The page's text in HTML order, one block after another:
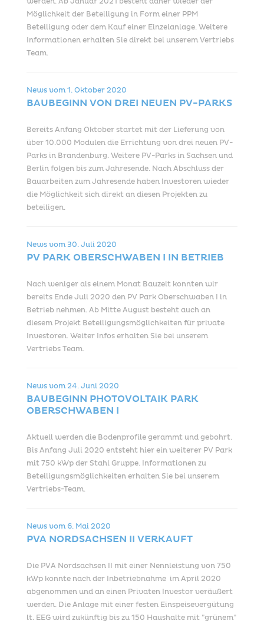
werden. Ab Januar 2021 besteht daher wieder der
Möglichkeit der Beteiligung in Form einer PPM
Beteiligung oder dem Kauf einer Einzelanlage. Weitere
Informationen erhalten Sie direkt bei unserem Vertriebs
Team.
News vom1. Oktober 2020
BAUBEGINN VON DREI NEUEN PV-PARKS
Bereits Anfang Oktober startet mit der Lieferung von
über 10.000 Modulen die Errichtung von drei neuen PV-
Parks in Brandenburg. Weitere PV-Parks in Sachsen und
Berlin folgen bis zum Jahresende. Nach Abschluss der
Bauarbeiten zum Jahresende haben Investoren wieder
die Möglichkeit sich direkt an diesen Projekten zu
beteiligen.
News vom 30. Juli 2020
PV PARK OBERSCHWABEN I IN BETRIEB
Nach weniger als einem Monat Bauzeit konnten wir
bereits Ende Juli 2020 den PV Park Oberschwaben I in
Betrieb nehmen. Ab Mitte August besteht auch an
diesem Projekt Beteiligungsmöglichkeiten für private
Investoren. Weiter Infos erhalten Sie bei unserem
Vertriebs Team.
News vom24. Juni 2020
BAUBEGINN PHOTOVOLTAIK PARK
OBERSCHWABEN I
Aktuell werden die Bodenprofile gerammt und gebohrt.
Bis Anfang Juli 2020 entsteht hier ein weiterer PV Park
mit 750 kWp der Stahl Gruppe. Informationen zu
Beteiligungsmöglichkeiten erhalten Sie bei unserem
Vertriebs-Team.
News vom6. Mai 2020
PVA NORDSACHSEN II VERKAUFT
Die PVA Nordsachsen II mit einer Nennleistung von 750
kWp konnte nach der Inbetriebnahme im April 2020
abgenommen und an einen Privaten Investor veräußert
werden. Die Anlage mit einer festen Einspeisevergütung
lt. EEG wird zukünftig bis zu 150 Haushalte mit "grünem"